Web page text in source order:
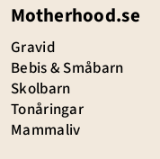
Motherhood.se
Gravid
Bebis & Småbarn
Skolbarn
Tonåringar
Mammaliv